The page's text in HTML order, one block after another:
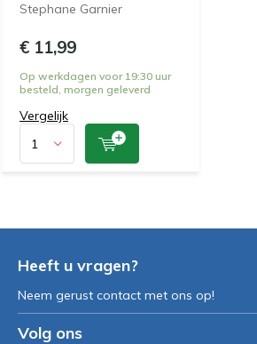
Stephane Garnier
€ 11,99
Op werkdagen voor 19:30 uur
besteld, morgen geleverd
Vergelijk
Heeft u vragen?
Neem gerust contact met ons op!
Volg ons